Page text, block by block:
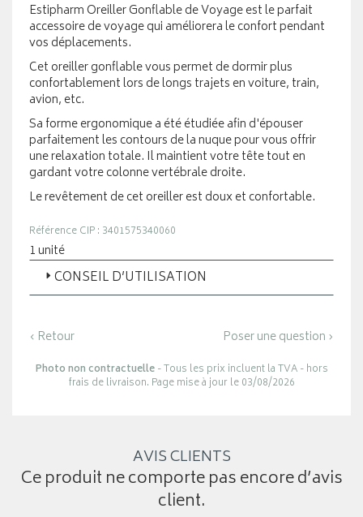
Estipharm Oreiller Gonflable de Voyage est le parfait
accessoire de voyage qui améliorera le confort pendant
vos déplacements.
Cet oreiller gonflable vous permet de dormir plus
confortablement lors de longs trajets en voiture, train,
avion, etc.
Sa forme ergonomique a été étudiée afin d'épouser
parfaitement les contours de la nuque pour vous offrir
une relaxation totale. Il maintient votre tête tout en
gardant votre colonne vertébrale droite.
Le revêtement de cet oreiller est doux et confortable.
Référence CIP : 3401575340060
1 unité
CONSEIL D’UTILISATION
‹ Retour Poser une question ›
Photo non contractuelle- Tous les prix incluent la TVA - hors
frais de livraison. Page mise à jour le 03/08/2026
AVIS CLIENTS
Ce produit ne comporte pas encore d’avis
client.